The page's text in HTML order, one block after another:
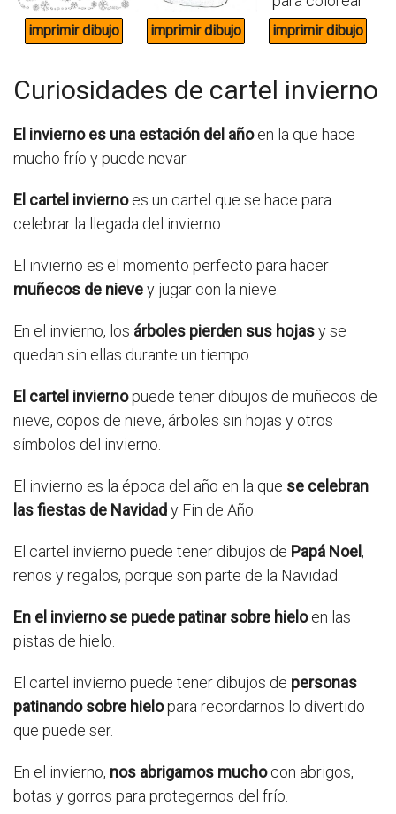
Curiosidades de cartel invierno
El invierno es una estación del añoen la que hace
mucho frío y puede nevar.
El cartel inviernoes un cartel que se hace para
celebrar la llegada del invierno.
El invierno es el momento perfecto para hacer
muñecos de nievey jugar con la nieve.
En el invierno, los árboles pierden sus hojasy se
quedan sin ellas durante un tiempo.
El cartel inviernopuede tener dibujos de muñecos de
nieve, copos de nieve, árboles sin hojas y otros
símbolos del invierno.
El invierno es la época del año en la que se celebran
las fiestas de Navidady Fin de Año.
El cartel invierno puede tener dibujos de Papá Noel,
renos y regalos, porque son parte de la Navidad.
En el invierno se puede patinar sobre hieloen las
pistas de hielo.
El cartel invierno puede tener dibujos de personas
patinando sobre hielopara recordarnos lo divertido
que puede ser.
En el invierno, nos abrigamos muchocon abrigos,
botas y gorros para protegernos del frío.